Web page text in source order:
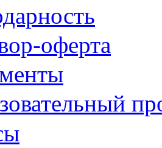
оферта